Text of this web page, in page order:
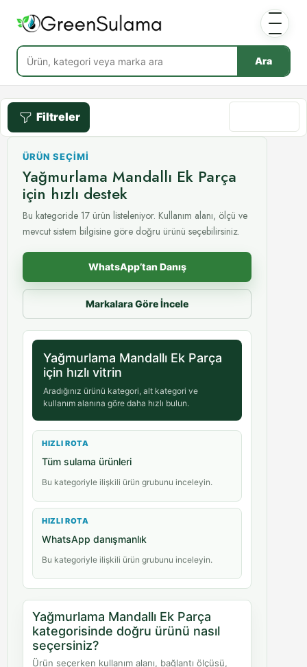
Ara
Filtreler
ÜRÜN SEÇIMI
Yağmurlama Mandallı Ek Parça
için hızlı destek
Bu kategoride 17 ürün listeleniyor. Kullanım alanı, ölçü ve
mevcut sistem bilgisine göre doğru ürünü seçebilirsiniz.
WhatsApp’tan Danış
Markalara Göre İncele
Yağmurlama Mandallı Ek Parça
için hızlı vitrin
Aradığınız ürünü kategori, alt kategori ve
kullanım alanına göre daha hızlı bulun.
HIZLI ROTA
Tüm sulama ürünleri
Bu kategoriyle ilişkili ürün grubunu inceleyin.
HIZLI ROTA
WhatsApp danışmanlık
Bu kategoriyle ilişkili ürün grubunu inceleyin.
Yağmurlama Mandallı Ek Parça
kategorisinde doğru ürünü nasıl
seçersiniz?
Ürün seçerken kullanım alanı, bağlantı ölçüsü,